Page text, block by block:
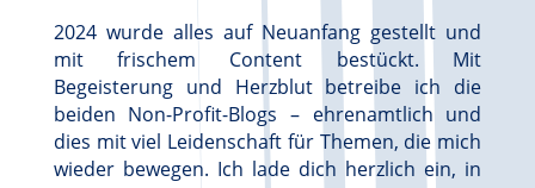
2024 wurde alles auf Neuanfang gestellt und
mit frischem Content bestückt. Mit
Begeisterung und Herzblut betreibe ich die
beiden Non-Profit-Blogs – ehrenamtlich und
dies mit viel Leidenschaft für Themen, die mich
wieder bewegen. Ich lade dich herzlich ein, in